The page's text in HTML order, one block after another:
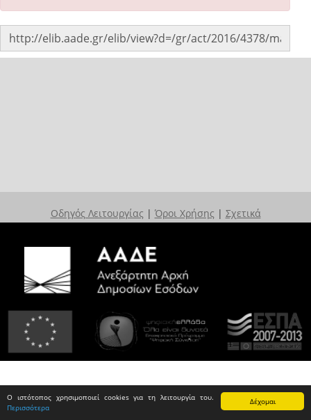
Δέχομαι
Ο ιστότοπος χρησιμοποιεί cookies για τη λειτουργία του.
Περισσότερα
Οδηγός Λειτουργίας | Όροι Χρήσης | Σχετικά